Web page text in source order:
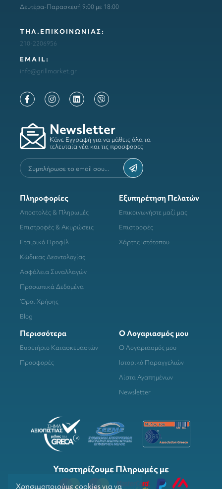
Δευτέρα-Παρασκευή 9:00 με 18:00
ΤΗΛ.ΕΠΙΚΟΙΝΩΝΙΑΣ:
210-2206956
ΕΜΑΙL:
info@grillmarket.gr
Newsletter
Κάνε Εγγραφή για να μάθεις όλα τα
τελευταία νέα και τις προσφορές
Πληροφορίες
Αποστολές & Πληρωμές
Επιστροφές & Ακυρώσεις
Εταιρικό Προφίλ
Κώδικας Δεοντολογίας
Ασφάλεια Συναλλαγών
Προσωπικά Δεδομένα
Όροι Χρήσης
Blog
Εξυπηρέτηση Πελατών
Επικοινωνήστε μαζί μας
Επιστροφές
Χάρτης Ιστότοπου
Περισσότερα
Ευρετήριο Κατασκευαστών
Προσφορές
Ο Λογαριασμός μου
Ο Λογαριασμός μου
Ιστορικό Παραγγελιών
Λίστα Αγαπημένων
Newsletter
Υποστηρίζουμε Πληρωμές με
Χρησιμοποιούμε cookies για να